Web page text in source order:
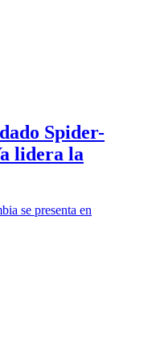
Spider-
lidera la